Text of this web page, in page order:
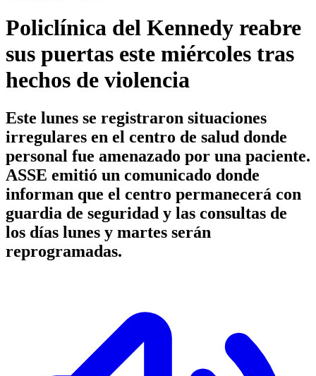
Policlínica del Kennedy reabre
sus puertas este miércoles tras
hechos de violencia
Este lunes se registraron situaciones
irregulares en el centro de salud donde
personal fue amenazado por una paciente.
ASSE emitió un comunicado donde
informan que el centro permanecerá con
guardia de seguridad y las consultas de
los días lunes y martes serán
reprogramadas.